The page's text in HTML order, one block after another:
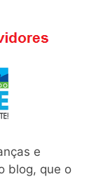
e
blog, que o